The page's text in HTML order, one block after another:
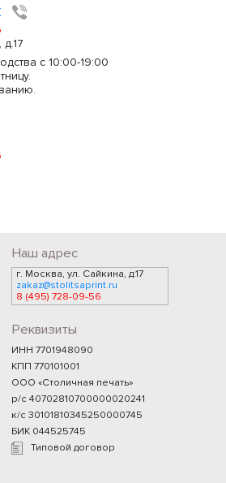
с 10:00-19:00
Наш адрес
г. Москва, ул. Сайкина, д.17
zakaz@stolitsaprint.ru
8 (495) 728-09-56
Реквизиты
ИНН 7701948090
КПП 770101001
ООО «Столичная печать»
р/с 40702810700000020241
к/с 30101810345250000745
БИК 044525745
Типовой договор